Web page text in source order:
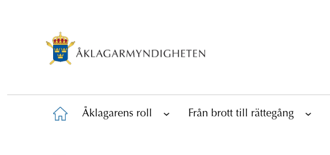
Åklagarens roll Från brott till rättegång